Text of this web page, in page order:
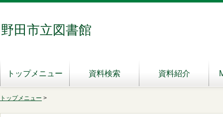
野田市立図書館
トップメニュー 資料検索 資料紹介
トップメニュー >